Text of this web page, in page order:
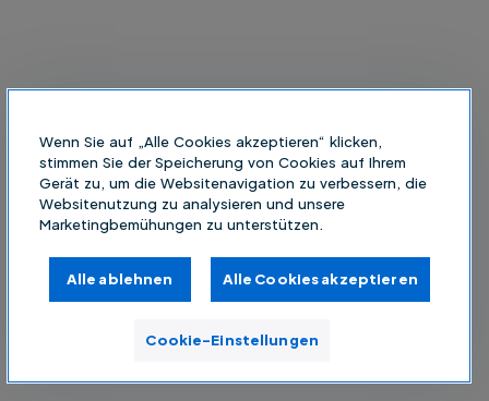
Wenn Sie auf „Alle Cookies akzeptieren“ klicken,
stimmen Sie der Speicherung von Cookies auf Ihrem
Gerät zu, um die Websitenavigation zu verbessern, die
Websitenutzung zu analysieren und unsere
Marketingbemühungen zu unterstützen.
Alle ablehnen Alle Cookies akzeptieren
Cookie-Einstellungen